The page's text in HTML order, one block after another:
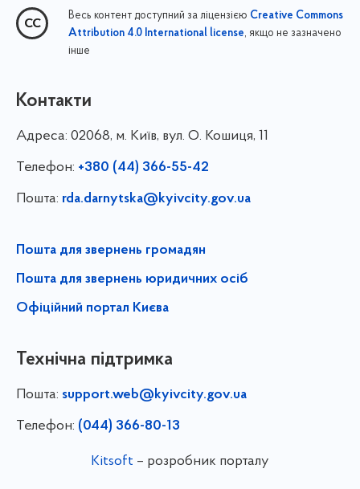
Весь контент доступний за ліцензією Creative Commons
Attribution 4.0 International license, якщо не зазначено
інше
Контакти
Адреса: 02068, м. Київ, вул. О. Кошиця, 11
Телефон: +380 (44) 366-55-42
Пошта: rda.darnytska@kyivcity.gov.ua
Пошта для звернень громадян
Пошта для звернень юридичних осіб
Офіційний портал Києва
Технічна підтримка
Пошта: support.web@kyivcity.gov.ua
Телефон: (044) 366-80-13
Kitsoft – розробник порталу